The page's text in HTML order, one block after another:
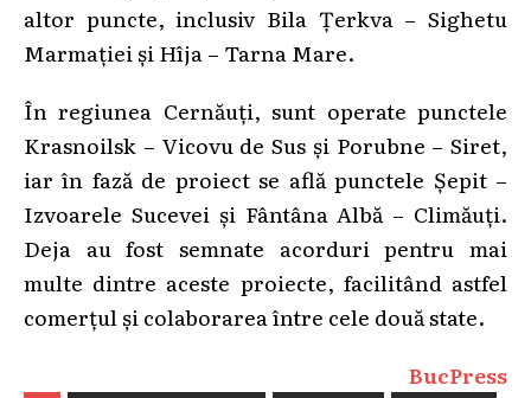
altor puncte, inclusiv Bila Ţerkva – Sighetu
Marmaţiei și Hîja – Tarna Mare.
În regiunea Cernăuți, sunt operate punctele
Krasnoilsk – Vicovu de Sus și Porubne – Siret,
iar în fază de proiect se află punctele Şepit –
Izvoarele Sucevei și Fântâna Albă – Climăuți.
Deja au fost semnate acorduri pentru mai
multe dintre aceste proiecte, facilitând astfel
comerțul și colaborarea între cele două state.
BucPress